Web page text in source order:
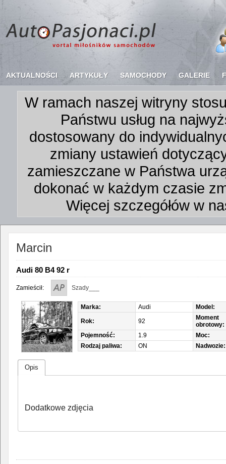
AKTUALNOŚCI ARTYKUŁY SAMOCHODY GALERIE
W ramach naszej witryny
Państwu usług na
dostosowany do
zmiany ustawień
zamieszczane w Państwa
dokonać w każdym czasie
Więcej szczegółów w
Marcin
Audi 80 B4 92 r
Zamieścił: Szady___
Marka: Audi
Model:
Rok:
92
Moment
obrotowy:
Pojemność:
1.9
Moc:
Rodzaj paliwa:
ON Nadwozie:
Opis
Dodatkowe zdjęcia